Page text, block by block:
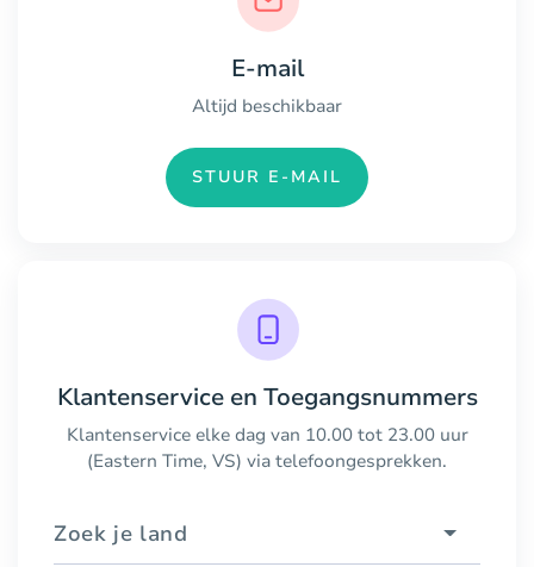
E-mail
Altijd beschikbaar
STUUR E-MAIL
Klantenservice en Toegangsnummers
Klantenservice elke dag van 10.00 tot 23.00 uur
(Eastern Time, VS) via telefoongesprekken.
Zoek je land